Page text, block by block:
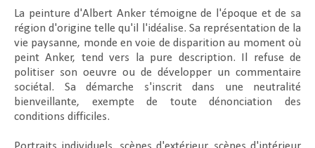
La peinture d'Albert Anker témoigne de l'époque et de sa
région d'origine telle qu'il l'idéalise. Sa représentation de la
vie paysanne, monde en voie de disparition au moment où
peint Anker, tend vers la pure description. Il refuse de
politiser son oeuvre ou de développer un commentaire
sociétal. Sa démarche s'inscrit dans une neutralité
bienveillante, exempte de toute dénonciation des
conditions difficiles.